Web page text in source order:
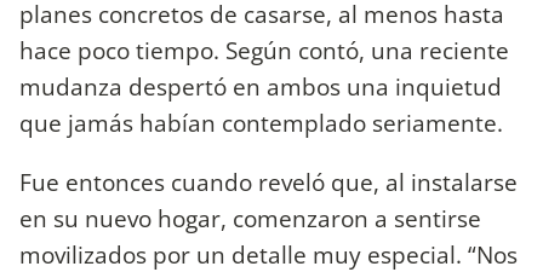
planes concretos de casarse, al menos hasta
hace poco tiempo. Según contó, una reciente
mudanza despertó en ambos una inquietud
que jamás habían contemplado seriamente.
Fue entonces cuando reveló que, al instalarse
en su nuevo hogar, comenzaron a sentirse
movilizados por un detalle muy especial. “Nos